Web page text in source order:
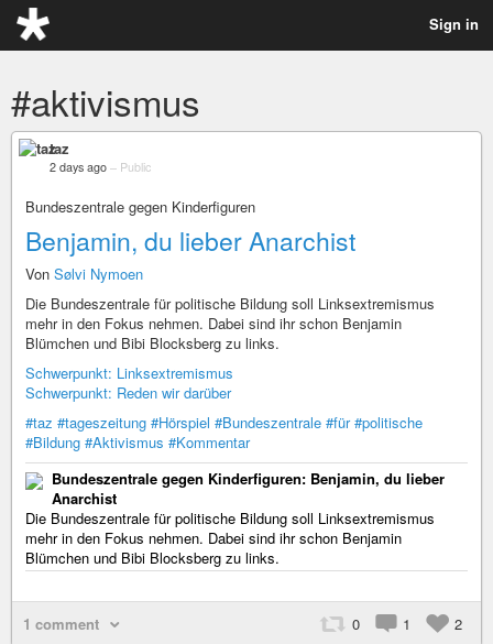
Sign in
#aktivismus
taz
2 days ago – Public
Bundeszentrale gegen Kinderfiguren
Benjamin, du lieber Anarchist
Von Sølvi Nymoen
Die Bundeszentrale für politische Bildung soll Linksextremismus
mehr in den Fokus nehmen. Dabei sind ihr schon Benjamin
Blümchen und Bibi Blocksberg zu links.
Schwerpunkt: Linksextremismus
Schwerpunkt: Reden wir darüber
#taz #tageszeitung #Hörspiel #Bundeszentrale #für #politische
#Bildung #Aktivismus #Kommentar
Bundeszentrale gegen Kinderfiguren: Benjamin, du lieber
Anarchist
Die Bundeszentrale für politische Bildung soll Linksextremismus
mehr in den Fokus nehmen. Dabei sind ihr schon Benjamin
Blümchen und Bibi Blocksberg zu links.
1 comment 0 1 2